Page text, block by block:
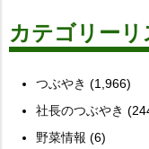
カテゴリーリ
つぶやき (1,966)
社長のつぶやき
野菜情報 (6)